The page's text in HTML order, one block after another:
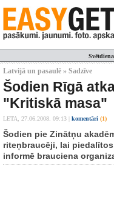
Latvijā un pasaulē » Sadzīve
Šodien Rīgā
"Kritiskā masa"
LETA, 27.06.2008. 09:13 komentāri (1)
Šodien pie Zinātņu
riteņbraucēji, lai
informē brauciena